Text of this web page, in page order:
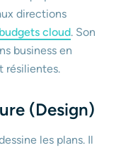
directions
cloud. Son
business en
résilientes.
(Design)
les plans. Il